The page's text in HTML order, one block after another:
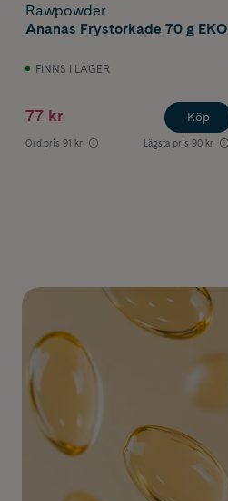
Rawpowder
Ananas Frystorkade 70 g EKO
FINNS I LAGER
77 kr
Ord.pris 91 kr Lägsta pris 90 kr
Köp